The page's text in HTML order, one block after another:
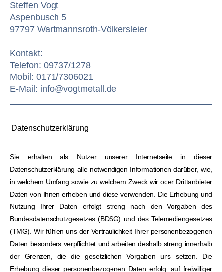
Steffen Vogt
Aspenbusch 5
97797 Wartmannsroth-Völkersleier
Kontakt:
Telefon: 09737/1278
Mobil: 0171/7306021
E-Mail: info@vogtmetall.de
Datenschutzerklärung
Sie erhalten als Nutzer unserer Internetseite in dieser
Datenschutzerklärung alle notwendigen Informationen darüber, wie,
in welchem Umfang sowie zu welchem Zweck wir oder Drittanbieter
Daten von Ihnen erheben und diese verwenden. Die Erhebung und
Nutzung Ihrer Daten erfolgt streng nach den Vorgaben des
Bundesdatenschutzgesetzes (BDSG) und des Telemediengesetzes
(TMG). Wir fühlen uns der Vertraulichkeit Ihrer personenbezogenen
Daten besonders verpflichtet und arbeiten deshalb streng innerhalb
der Grenzen, die die gesetzlichen Vorgaben uns setzen. Die
Erhebung dieser personenbezogenen Daten erfolgt auf freiwilliger